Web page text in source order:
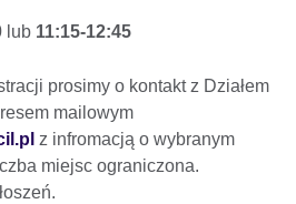
lub 11:15-12:45
prosimy o kontakt z Działem
mailowym
z infromacją o wybranym
miejsc ograniczona.